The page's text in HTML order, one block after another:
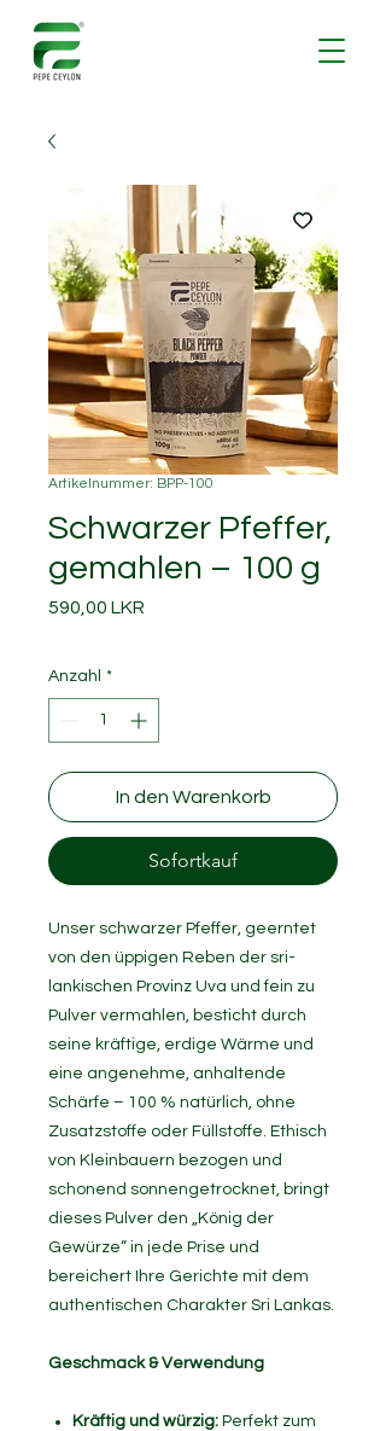
Artikelnummer: BPP-100
Schwarzer Pfeffer,
gemahlen – 100 g
590,00 LKR
Anzahl *
In den Warenkorb
Sofortkauf
Unser schwarzer Pfeffer, geerntet
von den üppigen Reben der sri-
lankischen Provinz Uva und fein zu
Pulver vermahlen, besticht durch
seine kräftige, erdige Wärme und
eine angenehme, anhaltende
Schärfe – 100 % natürlich, ohne
Zusatzstoffe oder Füllstoffe. Ethisch
von Kleinbauern bezogen und
schonend sonnengetrocknet, bringt
dieses Pulver den „König der
Gewürze“ in jede Prise und
bereichert Ihre Gerichte mit dem
authentischen Charakter Sri Lankas.
Geschmack & Verwendung
Kräftig und würzig: Perfekt zum